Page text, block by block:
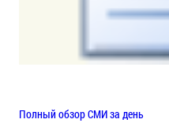
Полный обзор СМИ за день